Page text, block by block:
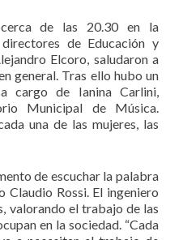
de las 20.30 en la
de Educación y
Elcoro, saludaron a
general. Tras ello hubo un
cargo de Ianina Carlini,
Municipal de Música.
una de las mujeres, las
de escuchar la palabra
Rossi. El ingeniero
valorando el trabajo de las
en la sociedad. “Cada